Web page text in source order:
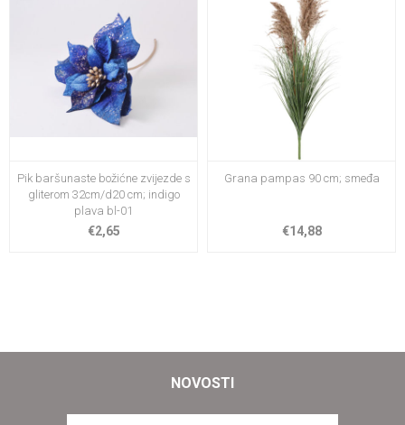
Pik baršunaste božićne zvijezde s
gliterom 32cm/d20 cm; indigo
plava bl-01
€2,65
Grana pampas 90 cm; smeđa
€14,88
NOVOSTI